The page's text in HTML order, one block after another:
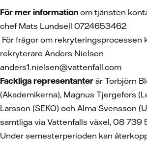
För mer information om tjänsten
chef Mats Lundsell 0724653462
För frågor om rekryteringsprocessen
rekryterare Anders Nielsen
anders1.nielsen@vattenfall.com
Fackliga representanter är Torbjörn
(Akademikerna), Magnus Tjergefors
Larsson (SEKO) och Alma Svensson
samtliga via Vattenfalls växel, 08 739
Under semesterperioden kan